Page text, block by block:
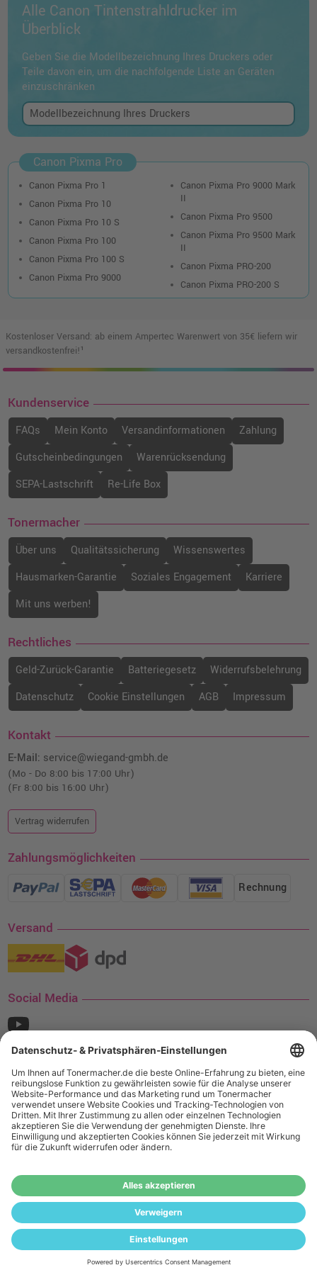
Alle Canon Tintenstrahldrucker im
Überblick
Geben Sie die Modellbezeichnung Ihres Druckers oder
Teile davon ein, um die nachfolgende Liste an Geräten
einzuschränken
Canon Pixma Pro
Canon Pixma Pro 1
Canon Pixma Pro 10
Canon Pixma Pro 10 S
Canon Pixma Pro 100
Canon Pixma Pro 100 S
Canon Pixma Pro 9000
Canon Pixma Pro 9000 Mark
II
Canon Pixma Pro 9500
Canon Pixma Pro 9500 Mark
II
Canon Pixma PRO-200
Canon Pixma PRO-200 S
Kostenloser Versand: ab einem Ampertec Warenwert von 35€ liefern wir
versandkostenfrei!¹
Kundenservice
FAQs Mein Konto Versandinformationen
Zahlung
Gutscheinbedingungen
Warenrücksendung
SEPA-Lastschrift
Re-Life Box
Tonermacher
Über uns Qualitätssicherung
Wissenswertes
Hausmarken-Garantie
Soziales Engagement
Karriere
Mit uns werben!
Rechtliches
Geld-Zurück-Garantie Batteriegesetz
Widerrufsbelehrung
Datenschutz
Cookie Einstellungen AGB Impressum
Kontakt
E-Mail: service@wiegand-gmbh.de
(Mo - Do 8:00 bis 17:00 Uhr)
(Fr 8:00 bis 16:00 Uhr)
Vertrag widerrufen
Zahlungsmöglichkeiten
Rechnung
Versand
Social Media
¹ Nur gültig für den Versand innerhalb Deutschlands. Befindet sich ein Warenwert
von mindestens 35€ (inkl. Mwst.) an Ampertec Artikeln in Ihrem Warenkorb, ist der
Versand für Sie kostenfrei.
Das Angebot von tonermacher.de richtet sich
nicht an Wiederverkäufer. Wenn Sie Wiederverkäufer sind,
registrieren Sie sich bitte in unserem Händler-Portal
www.tonerhersteller.de